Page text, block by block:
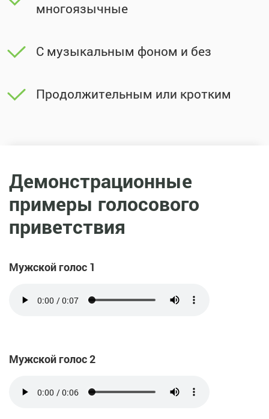
многоязычные
С музыкальным фоном и без
Продолжительным или кротким
Демонстрационные
примеры голосового
приветствия
Мужской голос 1
Мужской голос 2